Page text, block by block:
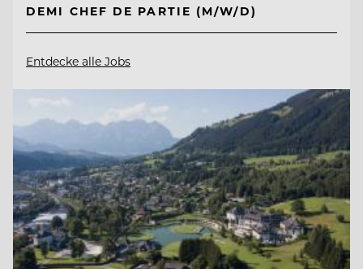
DEMI CHEF DE PARTIE (M/W/D)
Entdecke alle Jobs